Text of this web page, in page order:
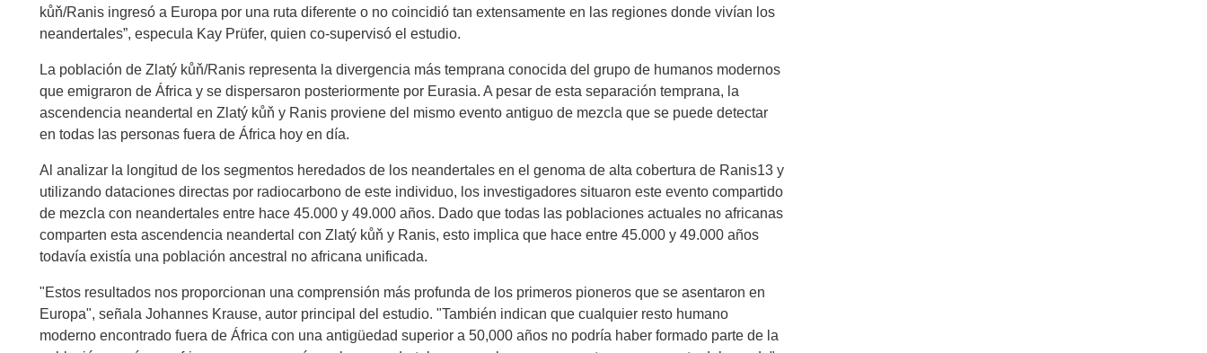
kůň/Ranis ingresó a Europa por una ruta diferente o no coincidió tan extensamente en las regiones donde vivían los
neandertales”, especula Kay Prüfer, quien co-supervisó el estudio.
La población de Zlatý kůň/Ranis representa la divergencia más temprana conocida del grupo de humanos modernos
que emigraron de África y se dispersaron posteriormente por Eurasia. A pesar de esta separación temprana, la
ascendencia neandertal en Zlatý kůň y Ranis proviene del mismo evento antiguo de mezcla que se puede detectar
en todas las personas fuera de África hoy en día.
Al analizar la longitud de los segmentos heredados de los neandertales en el genoma de alta cobertura de Ranis13 y
utilizando dataciones directas por radiocarbono de este individuo, los investigadores situaron este evento compartido
de mezcla con neandertales entre hace 45.000 y 49.000 años. Dado que todas las poblaciones actuales no africanas
comparten esta ascendencia neandertal con Zlatý kůň y Ranis, esto implica que hace entre 45.000 y 49.000 años
todavía existía una población ancestral no africana unificada.
"Estos resultados nos proporcionan una comprensión más profunda de los primeros pioneros que se asentaron en
Europa", señala Johannes Krause, autor principal del estudio. "También indican que cualquier resto humano
moderno encontrado fuera de África con una antigüedad superior a 50,000 años no podría haber formado parte de la